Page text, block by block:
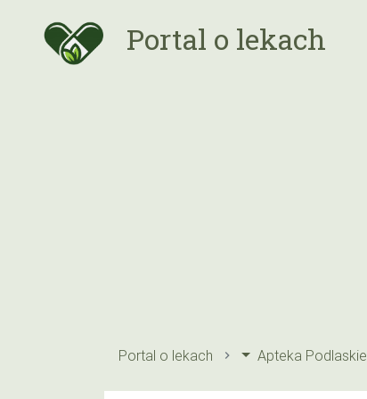
Portal o lekach
Portal o lekach Apteka Podlaskie